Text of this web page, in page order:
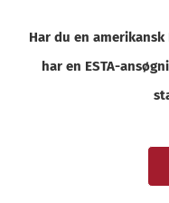
Har du en amerikansk
har en ESTA-